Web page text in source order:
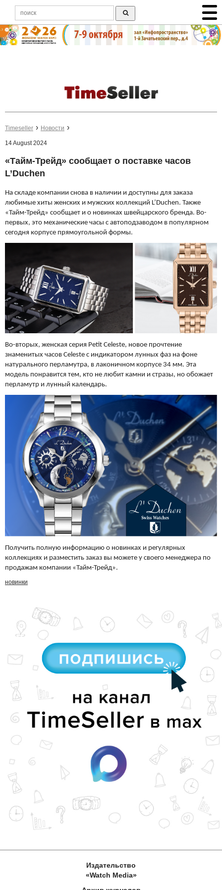
Timeseller Новости
14 August 2024
«Тайм-Трейд» сообщает о поставке часов
L’Duchen
На складе компании снова в наличии и доступны для заказа
любимые хиты женских и мужских коллекций L’Duchen. Также
«Тайм-Трейд» сообщает и о новинках швейцарского бренда. Во-
первых, это механические часы с автоподзаводом в популярном
сегодня корпусе прямоугольной формы.
Во-вторых, женская серия Petit Celeste, новое прочтение
знаменитых часов Celeste с индикатором лунных фаз на фоне
натурального перламутра, в лаконичном корпусе 34 мм. Эта
модель понравится тем, кто не любит камни и стразы, но обожает
перламутр и лунный календарь.
Получить полную информацию о новинках и регулярных
коллекциях и разместить заказ вы можете у своего менеджера по
продажам компании «Тайм-Трейд».
новинки
Издательство
«Watch Media»